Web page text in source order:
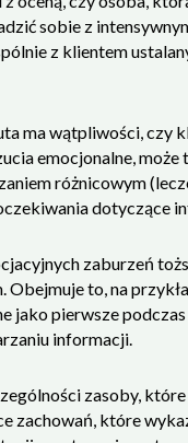
sobie z
z klientem
ma wątpliwości, czy
emocjonalne,
różnicowym
dotyczące
zaburzeń
to, na
jako pierwsze
informacji.
zasoby,
zachowań, które